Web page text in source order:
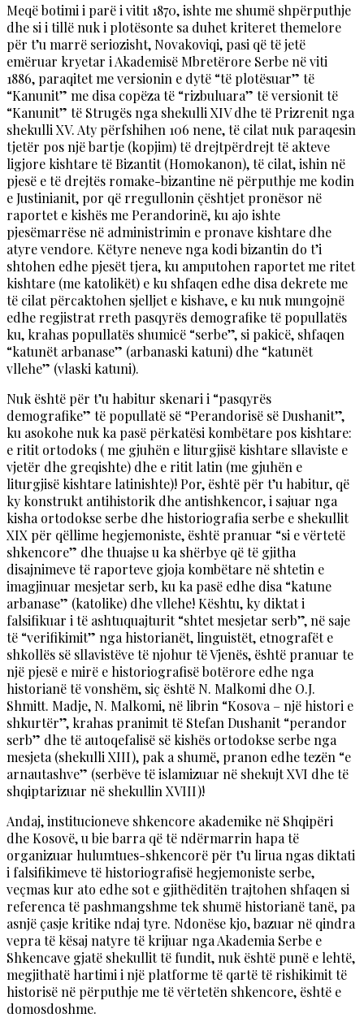
Meqë botimi i parë i vitit 1870, ishte me shumë shpërputhje
dhe si i tillë nuk i plotësonte sa duhet kriteret themelore
për t’u marrë seriozisht, Novakoviqi, pasi që të jetë
emëruar kryetar i Akademisë Mbretërore Serbe në viti
1886, paraqitet me versionin e dytë “të plotësuar” të
“Kanunit” me disa copëza të “rizbuluara” të versionit të
“Kanunit” të Strugës nga shekulli XIV dhe të Prizrenit nga
shekulli XV. Aty përfshihen 106 nene, të cilat nuk paraqesin
tjetër pos një bartje (kopjim) të drejtpërdrejt të akteve
ligjore kishtare të Bizantit (Homokanon), të cilat, ishin në
pjesë e të drejtës romake-bizantine në përputhje me kodin
e Justinianit, por që rregullonin çështjet pronësor në
raportet e kishës me Perandorinë, ku ajo ishte
pjesëmarrëse në administrimin e pronave kishtare dhe
atyre vendore. Këtyre neneve nga kodi bizantin do t’i
shtohen edhe pjesët tjera, ku amputohen raportet me ritet
kishtare (me katolikët) e ku shfaqen edhe disa dekrete me
të cilat përcaktohen sjelljet e kishave, e ku nuk mungojnë
edhe regjistrat rreth pasqyrës demografike të popullatës
ku, krahas popullatës shumicë “serbe”, si pakicë, shfaqen
“katunët arbanase” (arbanaski katuni) dhe “katunët
vllehe” (vlaski katuni).
Nuk është për t’u habitur skenari i “pasqyrës
demografike” të popullatë së “Perandorisë së Dushanit”,
ku asokohe nuk ka pasë përkatësi kombëtare pos kishtare:
e ritit ortodoks ( me gjuhën e liturgjisë kishtare sllaviste e
vjetër dhe greqishte) dhe e ritit latin (me gjuhën e
liturgjisë kishtare latinishte)! Por, është për t’u habitur, që
ky konstrukt antihistorik dhe antishkencor, i sajuar nga
kisha ortodokse serbe dhe historiografia serbe e shekullit
XIX për qëllime hegjemoniste, është pranuar “si e vërtetë
shkencore” dhe thuajse u ka shërbye që të gjitha
disajnimeve të raporteve gjoja kombëtare në shtetin e
imagjinuar mesjetar serb, ku ka pasë edhe disa “katune
arbanase” (katolike) dhe vllehe! Kështu, ky diktat i
falsifikuar i të ashtuquajturit “shtet mesjetar serb”, në saje
të “verifikimit” nga historianët, linguistët, etnografët e
shkollës së sllavistëve të njohur të Vjenës, është pranuar te
një pjesë e mirë e historiografisë botërore edhe nga
historianë të vonshëm, siç është N. Malkomi dhe O.J.
Shmitt. Madje, N. Malkomi, në librin “Kosova – një histori e
shkurtër”, krahas pranimit të Stefan Dushanit “perandor
serb” dhe të autoqefalisë së kishës ortodokse serbe nga
mesjeta (shekulli XIII), pak a shumë, pranon edhe tezën “e
arnautashve” (serbëve të islamizuar në shekujt XVI dhe të
shqiptarizuar në shekullin XVIII)!
Andaj, institucioneve shkencore akademike në Shqipëri
dhe Kosovë, u bie barra që të ndërmarrin hapa të
organizuar hulumtues-shkencorë për t’u lirua ngas diktati
i falsifikimeve të historiografisë hegjemoniste serbe,
veçmas kur ato edhe sot e gjithëditën trajtohen shfaqen si
referenca të pashmangshme tek shumë historianë tanë, pa
asnjë çasje kritike ndaj tyre. Ndonëse kjo, bazuar në qindra
vepra të kësaj natyre të krijuar nga Akademia Serbe e
Shkencave gjatë shekullit të fundit, nuk është punë e lehtë,
megjithatë hartimi i një platforme të qartë të rishikimit të
historisë në përputhje me të vërtetën shkencore, është e
domosdoshme.